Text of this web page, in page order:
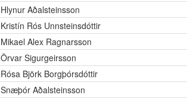
Hlynur Aðalsteinsson
Kristín Rós Unnsteinsdóttir
Mikael Alex Ragnarsson
Örvar Sigurgeirsson
Rósa Björk Borgþórsdóttir
Snæþór Aðalsteinsson